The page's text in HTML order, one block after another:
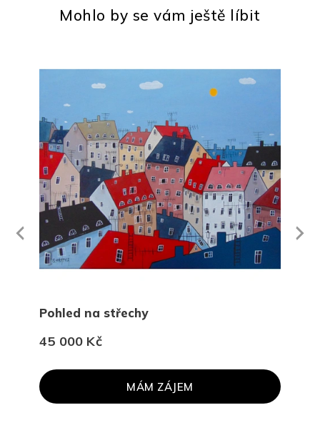
Mohlo by se vám ještě líbit
Pohled na střechy
45 000 Kč
MÁM ZÁJEM
Next